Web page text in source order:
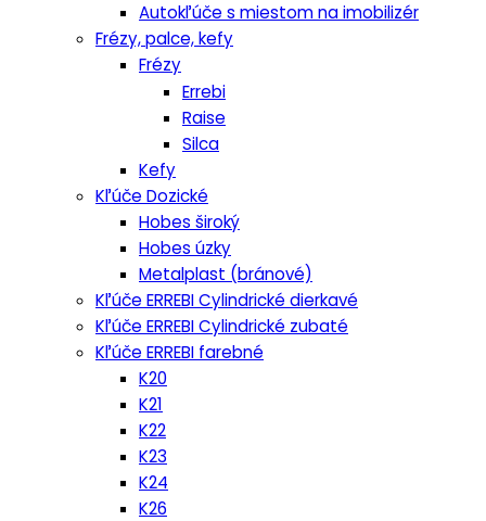
Autokľúče s miestom na imobilizér
Frézy, palce, kefy
Frézy
Errebi
Raise
Silca
Kefy
Kľúče Dozické
Hobes široký
Hobes úzky
Metalplast (bránové)
Kľúče ERREBI Cylindrické dierkavé
Kľúče ERREBI Cylindrické zubaté
Kľúče ERREBI farebné
K20
K21
K22
K23
K24
K26